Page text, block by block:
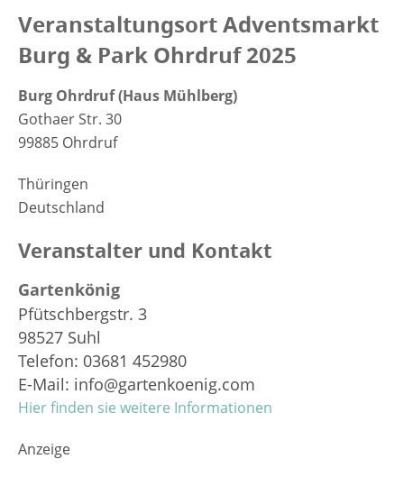
Veranstaltungsort Adventsmarkt
Burg & Park Ohrdruf 2025
Burg Ohrdruf (Haus Mühlberg)
Gothaer Str. 30
99885 Ohrdruf
Thüringen
Deutschland
Veranstalter und Kontakt
Gartenkönig
Pfütschbergstr. 3
98527 Suhl
Telefon: 03681 452980
E-Mail: info@gartenkoenig.com
Hier finden sie weitere Informationen
Anzeige